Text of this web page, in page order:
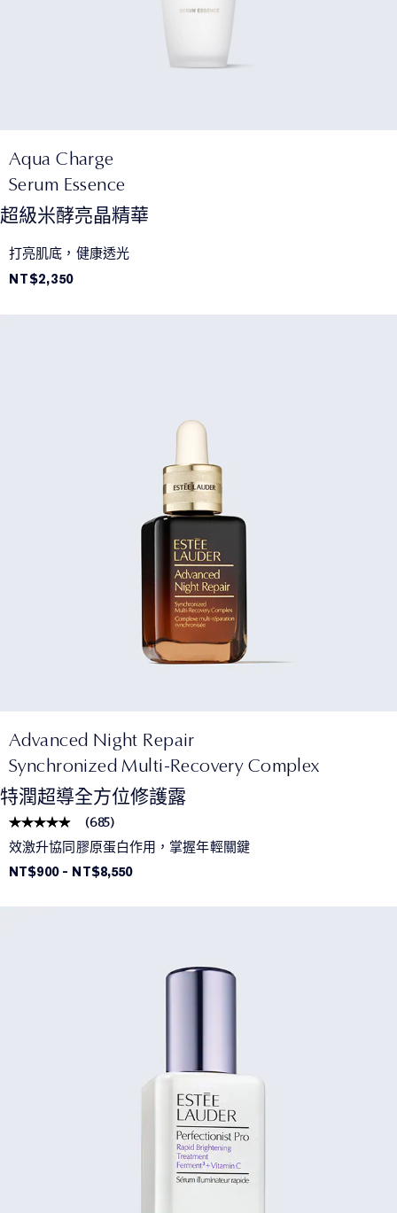
Aqua Charge
Serum Essence
超級米酵亮晶精華
打亮肌底，健康透光​
NT$2,350
Advanced Night Repair
Synchronized Multi-Recovery Complex
特潤超導全方位修護露
(685)
效激升協同膠原蛋白作用，掌握年輕關鍵
NT$900- NT$8,550